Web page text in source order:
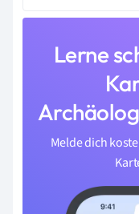
Lerne
Melde dich